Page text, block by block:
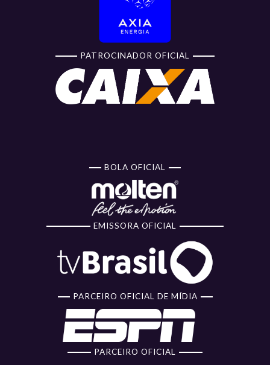
PATROCINADOR OFICIAL
BOLA OFICIAL
EMISSORA OFICIAL
PARCEIRO OFICIAL DE MÍDIA
PARCEIRO OFICIAL